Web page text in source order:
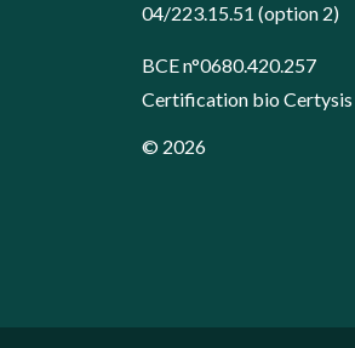
04/223.15.51 (option 2)
BCE n°0680.420.257
Certification bio Certysis
© 2026